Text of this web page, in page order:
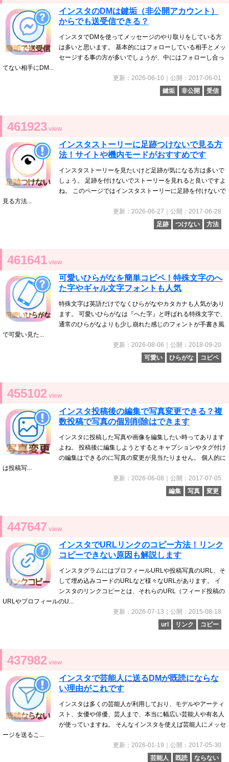
インスタのDMは鍵垢（非公開アカウント）
からでも送受信できる？
インスタでDMを使ってメッセージのやり取りをしている方
は多いと思います。 基本的にはフォローしている相手とメッ
セージする事の方が多いでしょうが、中にはフォローし合っ
てない相手にDM...
更新：2026-06-10｜公開：2017-06-01
鍵垢
非公開 受信
461923 view
インスタストーリーに足跡つけないで見る方
法！サイトや機内モードがおすすめです
インスタストーリーを見たいけど足跡が気になる方は多いで
しょう。 足跡を付けないでストーリーを見れると良いですよ
ね。 このページではインスタストーリーに足跡を付けないで
見る方法...
更新：2026-06-27｜公開：2017-06-28
足跡
つけない 方法
461641 view
可愛いひらがなを簡単コピペ！特殊文字のへ
た字やギャル文字フォントも人気
特殊文字は英語だけでなくひらがなやカタカナも人気があり
ます。 可愛いひらがなは『へた字』と呼ばれる特殊文字で、
通常のひらがなよりも少し崩れた感じのフォントが手書き風
で可愛い見た...
更新：2026-08-06｜公開：2018-09-20
可愛い
ひらがな コピペ
455102 view
インスタ投稿後の編集で写真変更できる？複
数投稿で写真の個別削除はできます
インスタに投稿した写真や画像を編集したい時ってあります
よね。 投稿後に編集しようとするとキャプションやタグ付け
の編集はできるのに写真の変更が見当たりません。 個人的に
は投稿写...
更新：2026-06-08｜公開：2017-07-05
編集
写真 変更
447647 view
インスタでURLリンクのコピー方法！リンク
コピーできない原因も解説します
インスタグラムにはプロフィールURLや投稿写真のURL、そ
して埋め込みコードのURLなど様々なURLがあります。 イ
ンスタのリンクコピーとは、それらのURL（フィード投稿の
URLやプロフィールのU...
更新：2026-07-13｜公開：2015-08-18
url
リンク コピー
437982 view
インスタで芸能人に送るDMが既読にならな
い理由がこれです
インスタは多くの芸能人が利用しており、モデルやアーティ
スト、女優や俳優、芸人まで、本当に幅広い芸能人や有名人
が使っていますね。 そんなインスタを使えば芸能人にメッセ
ージを送るこ...
更新：2026-01-19｜公開：2017-05-30
芸能人
既読 ならない